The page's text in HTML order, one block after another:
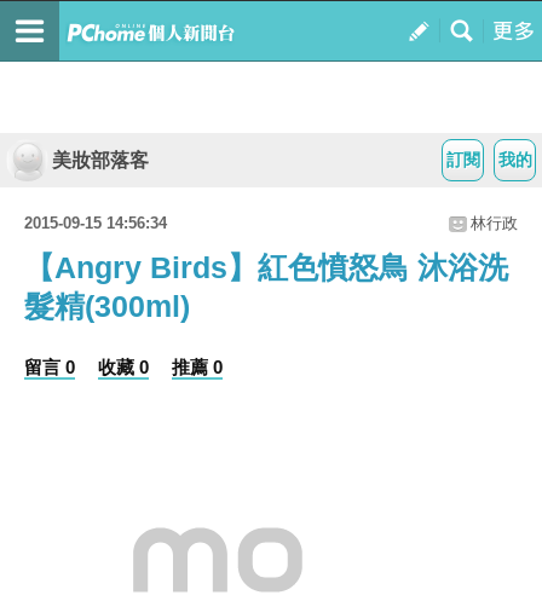
我的
訂閱
美妝部落客
2015-09-15 14:56:34 林行政
【Angry Birds】紅色憤怒鳥 沐浴洗
髮精(300ml)
留言 0 收藏 0 推薦 0